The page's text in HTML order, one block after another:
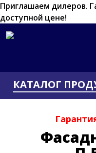
Приглашаем дилеров.
доступной цене!
КАТАЛОГ